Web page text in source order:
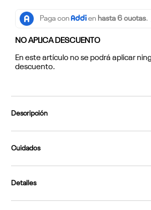
NO APLICA DESCUENTO
En este artículo no se podrá aplicar
descuento.
Descripción
Cuidados
Detalles